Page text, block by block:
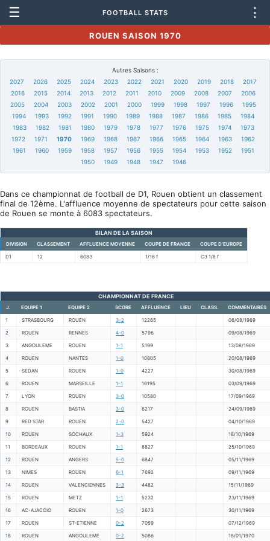
☰ FOOTBALL STATS ⋮
ROUEN SAISON 1970
Autres Saisons :
2027
2026 2025 2024 2023 2022 2021 2020 2019 2018
2017
2016
2015 2014 2013 2012 2011 2010 2009 2008 2007
2006
2005
2004 2003 2002 2001 2000 1999 1998 1997 1996
1995
1994
1993 1992 1991 1990 1989 1988 1987 1986 1985
1984
1983
1982 1981 1980 1979 1978 1977 1976 1975 1974
1973
1972
1971 1970 1969 1968 1967 1966 1965 1964 1963
1962
1961
1960 1959 1958 1957 1956 1955 1954 1953 1952
1951
1950
1949 1948 1947 1946
Dans ce championnat de football de D1, Rouen obtient un classement
final de 12ème. L'affluence moyenne de spectateurs pour cette saison
de Rouen se monte à 6083 spectateurs.
BILAN DE LA SAISON
DIVISION CLASSEMENT AFFLUENCE MOYENNE COUPE DE FRANCE COUPE D'EUROPE
D1 12 6083 1/16 f C3 1/8 f
CHAMPIONNAT DE FRANCE
J. EQUIPE 1 EQUIPE 2 SCORE AFFLUENCE LIEU CLASS. COMMENTAIRES
1 STRASBOURG ROUEN 3-2 12265 06/08/1969
2 ROUEN RENNES 4-0 5796 09/08/1969
3 ANGOULEME ROUEN 1-1 5199 13/08/1969
4 ROUEN NANTES 1-0 10805 20/08/1969
5 SEDAN ROUEN 1-0 4227 30/08/1969
6 ROUEN MARSEILLE 1-1 16195 03/09/1969
7 LYON ROUEN 3-0 10580 17/09/1969
8 ROUEN BASTIA 3-0 6217 24/09/1969
9 RED STAR ROUEN 2-0 5427 04/10/1969
10 ROUEN SOCHAUX 1-3 5924 18/10/1969
11 BORDEAUX ROUEN 1-1 8827 25/10/1969
12 ROUEN ANGERS 5-0 6847 05/11/1969
13 NIMES ROUEN 6-1 7692 09/11/1969
14 ROUEN VALENCIENNES 3-3 4482 15/11/1969
15 ROUEN METZ 1-1 5232 23/11/1969
16 AC-AJACCIO ROUEN 1-0 2673 30/11/1969
17 ROUEN ST-ETIENNE 0-2 7059 07/12/1969
18 ROUEN ANGOULEME 0-2 5086 18/01/1970